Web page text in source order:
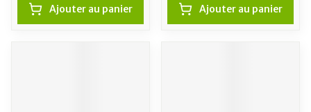
Ajouter au panier Ajouter au panier